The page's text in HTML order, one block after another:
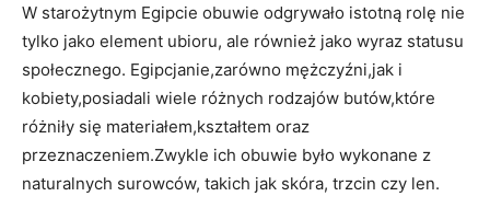
W starożytnym Egipcie obuwie odgrywało istotną rolę ‌nie
tylko ⁢jako element ubioru, ale⁣ również jako wyraz statusu
społecznego. Egipcjanie,zarówno​ mężczyźni,jak ‍i
‍kobiety,posiadali wiele różnych rodzajów butów,które
różniły się ⁢materiałem,kształtem oraz
przeznaczeniem.Zwykle ich​ obuwie‌ było wykonane z
naturalnych surowców,‍ takich jak skóra, ‌trzcin czy ⁢len. ⁤